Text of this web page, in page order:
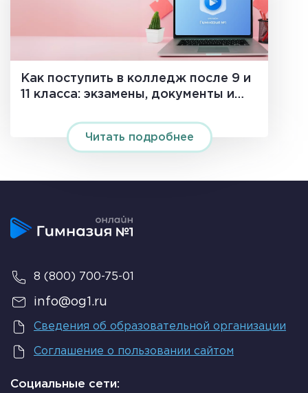
Как поступить в колледж после 9 и
11 класса: экзамены, документы и
Читать подробнее
8 (800) 700-75-01
info@og1.ru
Сведения об образовательной организации
Соглашение о пользовании сайтом
Социальные сети: